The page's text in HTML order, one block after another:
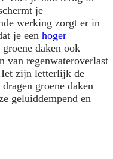
je
werking zorgt er in
je een hoger
daken ook
van regenwateroverlast
zijn letterlijk de
groene daken
geluiddempend en